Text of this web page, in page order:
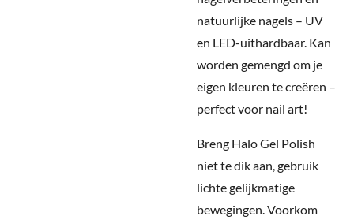
natuurlijke nagels – UV
en LED-uithardbaar. Kan
worden gemengd om je
eigen kleuren te creëren –
perfect voor nail art!
Breng Halo Gel Polish
niet te dik aan, gebruik
lichte gelijkmatige
bewegingen. Voorkom